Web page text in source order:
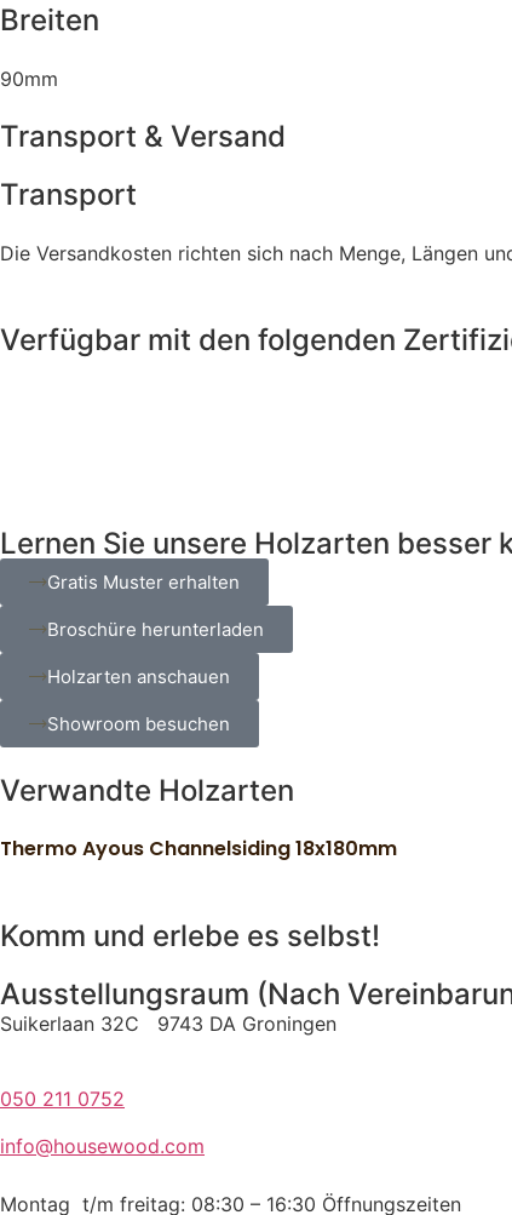
Breiten
90mm
Transport & Versand
Transport
Die Versandkosten richten sich nach Menge, Längen
Verfügbar mit den folgenden
Lernen Sie unsere Holzarten besser
Gratis Muster erhalten
Broschüre herunterladen
Holzarten anschauen
Showroom besuchen
Verwandte Holzarten
Thermo Ayous Channelsiding 18x180mm
Komm und erlebe es selbst!
Ausstellungsraum (Nach
Suikerlaan 32C 9743 DA Groningen
050 211 0752
info@housewood.com
Montag t/m freitag: 08:30 – 16:30 Öffnungszeiten